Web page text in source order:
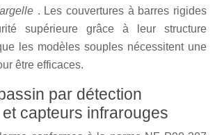
. Les couvertures à barres rigides
supérieure grâce à leur structure
les modèles souples nécessitent une
être efficaces.
par détection
et capteurs infrarouges